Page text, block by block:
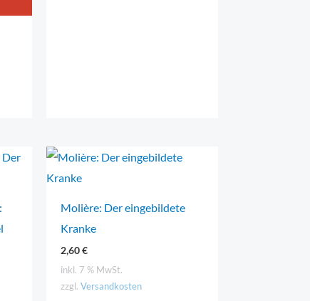
Molière: Der eingebildete
Kranke
2,60€
inkl. 7 % MwSt.
zzgl. Versandkosten